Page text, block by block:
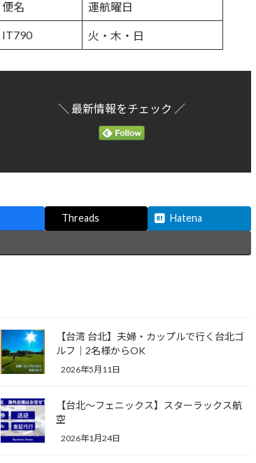
便名 運航曜日
IT790 火・木・日
＼ 最新情報をチェック ／
Threads Hatena
【台湾 台北】夫婦・カップルで行く台北ゴ
ルフ｜2名様からOK
2026年5月11日
【台北～フェニックス】スターラックス航
空
2026年1月24日